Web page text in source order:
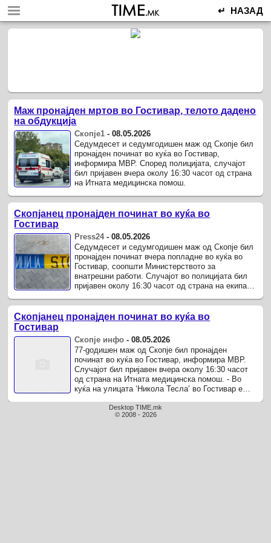
↵ НАЗАД
Маж пронајден мртов во Гостивар, телото дадено
на обдукција
Скопје1 -08.05.2026
Седумдесет и седумгодишен маж од Скопје бил
пронајден починат во куќа во Гостивар,
информира МВР. Според полицијата, случајот
бил пријавен вчера околу 16:30 часот од страна
на Итната медицинска помош.
Скопјанец пронајден починат во куќа во
Гостивар
Press24-08.05.2026
Седумдесет и седумгодишен маж од Скопје бил
пронајден починат вчера попладне во куќа во
Гостивар, соопшти Министерството за
внатрешни работи. Случајот во полицијата бил
пријавен околу 16:30 часот од страна на екипа
Скопјанец пронајден починат во куќа во
Гостивар
Скопје инфо -08.05.2026
77-gодишен маж од Скопје бил пронајден
починат во куќа во Гостивар, информира МВР.
Случајот бил пријавен вчера околу 16:30 часот
од страна на Итната медицинска помош. - Во
куќа на улицата ‘Никола Тесла’ во Гостивар е
Desktop TIME.mk
© 2008 - 2026